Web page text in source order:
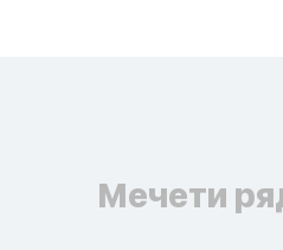
Мечети